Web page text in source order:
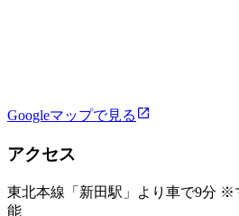
Googleマップで見る
アクセス
東北本線「新田駅」より車で9分 ※
能